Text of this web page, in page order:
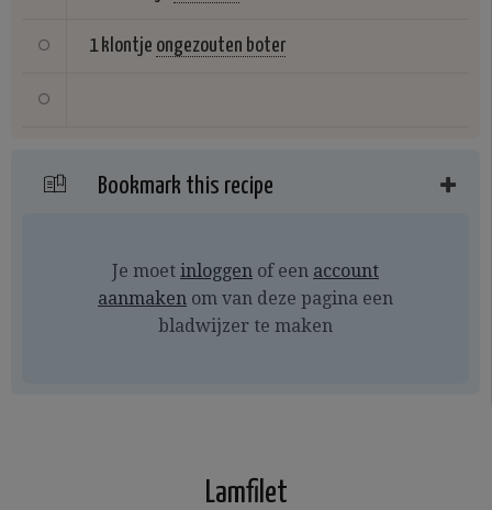
1 klontje ongezouten boter
Bookmark this recipe
Je moet inloggen of een account
aanmaken om van deze pagina een
bladwijzer te maken
Lamfilet